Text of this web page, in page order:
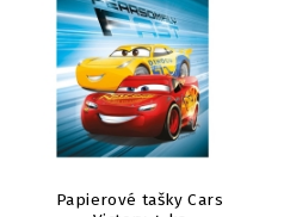
Papierové tašky Cars